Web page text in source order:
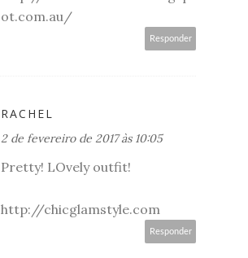
ot.com.au/
Responder
RACHEL
2 de fevereiro de 2017 às 10:05
Pretty! LOvely outfit!
http://chicglamstyle.com
Responder